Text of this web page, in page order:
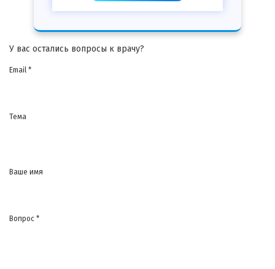
У вас остались вопросы к врачу?
Email *
Тема
Ваше имя
Вопрос *